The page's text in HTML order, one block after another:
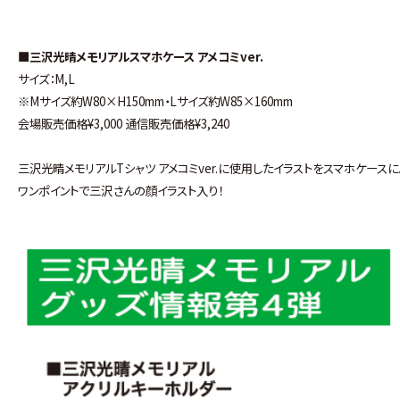
■三沢光晴メモリアルスマホケース アメコミver.
サイズ：M,L
※Mサイズ約W80×H150mm・Lサイズ約W85×160mm
会場販売価格¥3,000 通信販売価格¥3,240
三沢光晴メモリアルTシャツ アメコミver.に使用したイラストをスマホケースに
ワンポイントで三沢さんの顔イラスト入り！